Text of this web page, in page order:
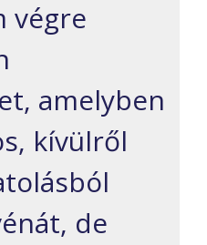
végre
amelyben
kívülről
de